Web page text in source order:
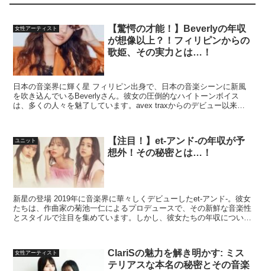
女性アーティスト
【驚愕の才能！】Beverlyの年収
が想像以上？！フィリピンからの
歌姫、その実力とは…！
日本の音楽界に輝く星 フィリピン出身で、日本の音楽シーンに新風
を吹き込んでいるBeverlyさん。彼女の圧倒的なハイトーンボイス
は、多くの人々を魅了しています。avex traxからのデビュー以来、
ユニット
【注目！】et-アンド-の年収が予
想外！その秘密とは…！
新星の登場 2019年に音楽界に華々しくデビューしたet-アンド-。彼女
たちは、作曲家の菊池一仁によるプロデュースで、その新鮮な音楽性
とスタイルで注目を集めています。しかし、彼女たちの年収について
女性アーティスト
ClariSの魅力を解き明かす: ミス
テリアスな本名の秘密とその音楽